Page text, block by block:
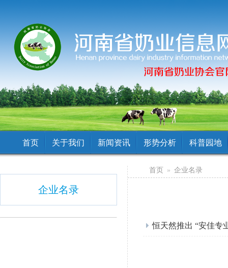
首页 关于我们 新闻资讯 形势分析 科普园地
企业名录
首页 » 企业名录
恒天然推出 “安佳专